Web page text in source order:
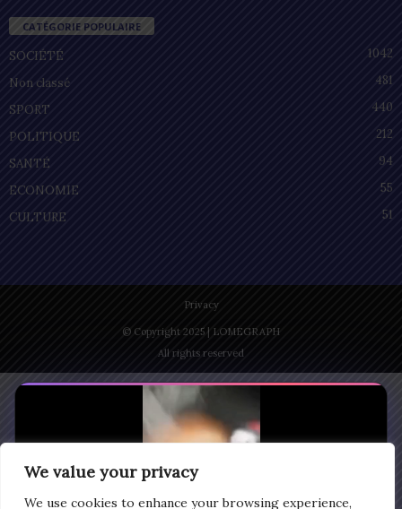
We value your privacy
We use cookies to enhance your browsing experience,
CATÉGORIE POPULAIRE
SOCIÉTÉ
1042
Non classé
481
SPORT
440
POLITIQUE
212
SANTÉ
94
ECONOMIE
55
CULTURE
51
Privacy
© Copyright 2025 | LOMEGRAPH
All rights reserved